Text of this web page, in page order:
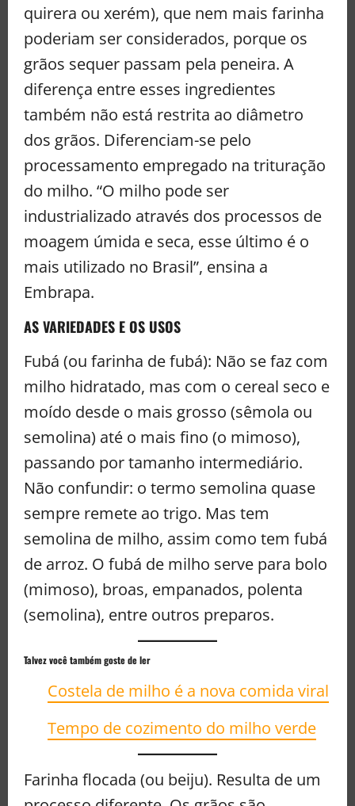
quirera ou xerém), que nem mais farinha
poderiam ser considerados, porque os
grãos sequer passam pela peneira. A
diferença entre esses ingredientes
também não está restrita ao diâmetro
dos grãos. Diferenciam-se pelo
processamento empregado na trituração
do milho. “O milho pode ser
industrializado através dos processos de
moagem úmida e seca, esse último é o
mais utilizado no Brasil”, ensina a
Embrapa.
AS VARIEDADES E OS USOS
Fubá (ou farinha de fubá): Não se faz com
milho hidratado, mas com o cereal seco e
moído desde o mais grosso (sêmola ou
semolina) até o mais fino (o mimoso),
passando por tamanho intermediário.
Não confundir: o termo semolina quase
sempre remete ao trigo. Mas tem
semolina de milho, assim como tem fubá
de arroz. O fubá de milho serve para bolo
(mimoso), broas, empanados, polenta
(semolina), entre outros preparos.
Talvez você também goste de ler
Costela de milho é a nova comida viral
Tempo de cozimento do milho verde
Farinha flocada (ou beiju). Resulta de um